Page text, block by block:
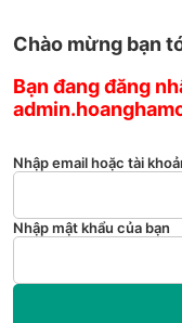
Chào mừng bạn
Bạn đang đăng
Nhập email hoặc tài
Nhập mật khẩu của bạn